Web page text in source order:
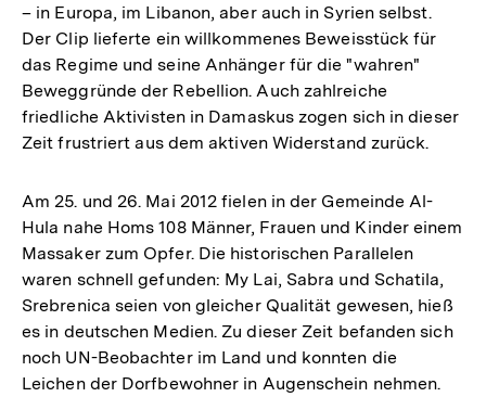
– in Europa, im Libanon, aber auch in Syrien selbst.
Der Clip lieferte ein willkommenes Beweisstück für
das Regime und seine Anhänger für die "wahren"
Beweggründe der Rebellion. Auch zahlreiche
friedliche Aktivisten in Damaskus zogen sich in dieser
Zeit frustriert aus dem aktiven Widerstand zurück.
Am 25. und 26. Mai 2012 fielen in der Gemeinde Al-
Hula nahe Homs 108 Männer, Frauen und Kinder einem
Massaker zum Opfer. Die historischen Parallelen
waren schnell gefunden: My Lai, Sabra und Schatila,
Srebrenica seien von gleicher Qualität gewesen, hieß
es in deutschen Medien. Zu dieser Zeit befanden sich
noch UN-Beobachter im Land und konnten die
Leichen der Dorfbewohner in Augenschein nehmen.